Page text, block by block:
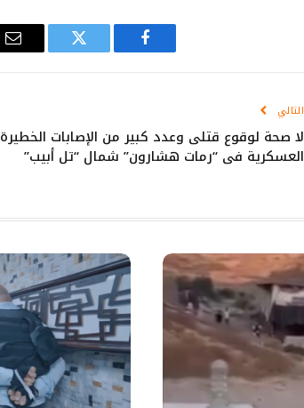
فيسبوك تويتر
التالي
لا صحة لوقوع قتلى وعدد كبير من الإصابات
العسكرية في “رمات هشارون” شمال “تل أبيب”